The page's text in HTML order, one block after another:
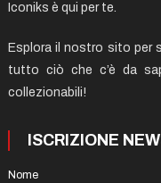
Iconiks è qui per te.
Esplora il nostro sito per
tutto ciò che c’è da
collezionabili!
ISCRIZIONE
Nome